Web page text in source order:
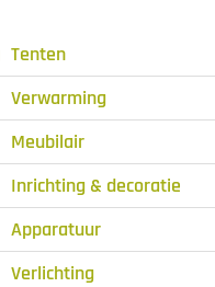
Tenten
Verwarming
Meubilair
Inrichting & decoratie
Apparatuur
Verlichting